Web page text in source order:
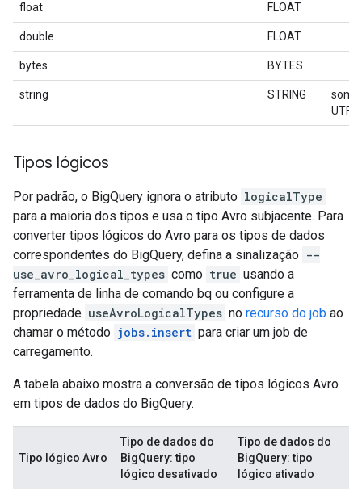
float FLOAT
double FLOAT
bytes BYTES
string STRING
UTF-8
Tipos lógicos
Por padrão, o BigQuery ignora o atributo logicalType
para a maioria dos tipos e usa o tipo Avro subjacente. Para
converter tipos lógicos do Avro para os tipos de dados
correspondentes do BigQuery, defina a sinalização --
use_avro_logical_types como true usando a
ferramenta de linha de comando bq ou configure a
propriedade useAvroLogicalTypes no recurso do job ao
chamar o método jobs.insert para criar um job de
carregamento.
A tabela abaixo mostra a conversão de tipos lógicos Avro
em tipos de dados do BigQuery.
Tipo lógico Avro
Tipo de dados do
BigQuery: tipo
lógico desativado
Tipo de dados do
BigQuery: tipo
lógico ativado